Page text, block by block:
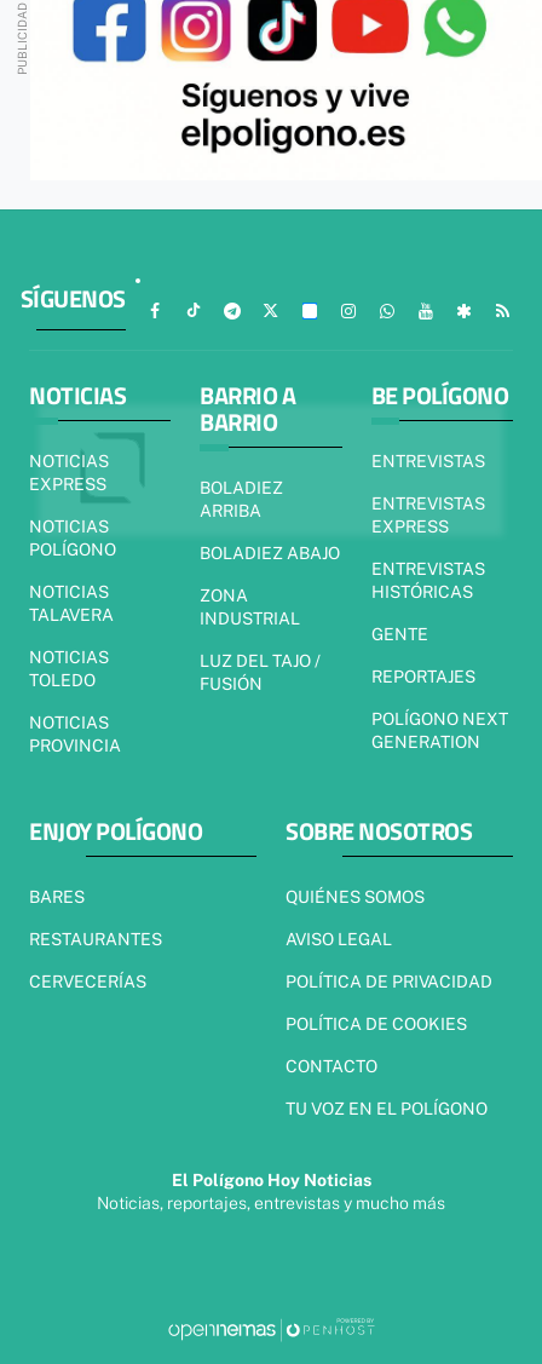
SÍGUENOS
NOTICIAS
NOTICIAS
EXPRESS
NOTICIAS
POLÍGONO
NOTICIAS
TALAVERA
NOTICIAS
TOLEDO
NOTICIAS
PROVINCIA
BARRIO A
BARRIO
BOLADIEZ
ARRIBA
BOLADIEZ ABAJO
ZONA
INDUSTRIAL
LUZ DEL TAJO /
FUSIÓN
BE POLÍGONO
ENTREVISTAS
ENTREVISTAS
EXPRESS
ENTREVISTAS
HISTÓRICAS
GENTE
REPORTAJES
POLÍGONO NEXT
GENERATION
ENJOY POLÍGONO
BARES
RESTAURANTES
CERVECERÍAS
SOBRE NOSOTROS
QUIÉNES SOMOS
AVISO LEGAL
POLÍTICA DE PRIVACIDAD
POLÍTICA DE COOKIES
CONTACTO
TU VOZ EN EL POLÍGONO
El Polígono Hoy Noticias
Noticias, reportajes, entrevistas y mucho más